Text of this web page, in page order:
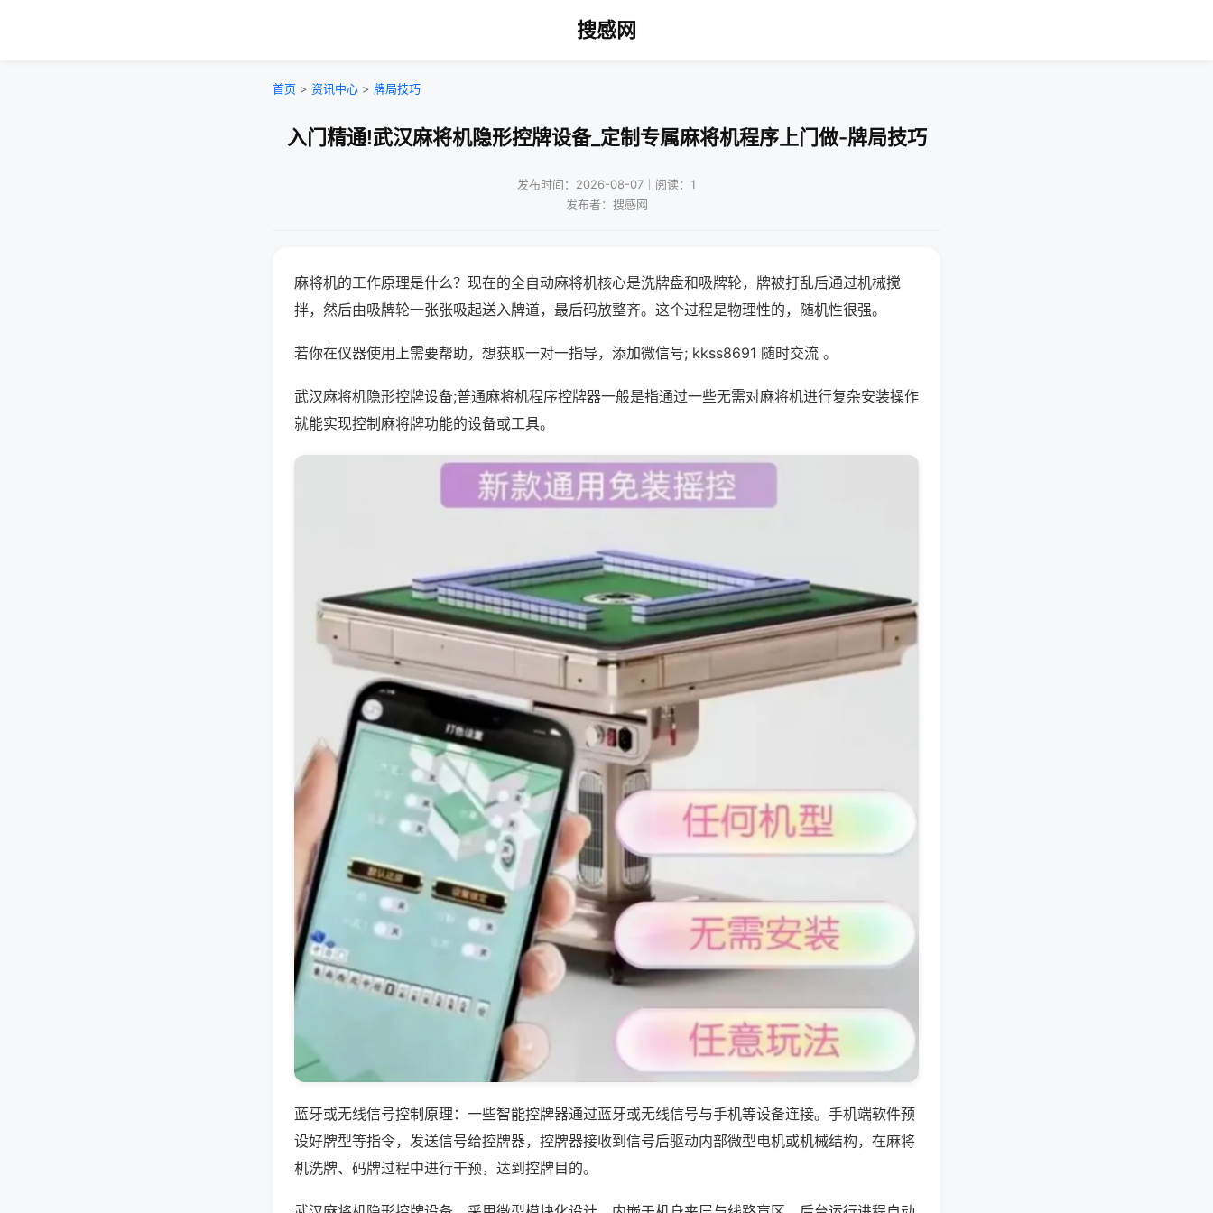
搜感网
首页 > 资讯中心 > 牌局技巧
入门精通!武汉麻将机隐形控牌设备_定制专属麻将机程序上门做-牌局技巧
发布时间：2026-08-07｜阅读：1
发布者：搜感网
麻将机的工作原理是什么？现在的全自动麻将机核心是洗牌盘和吸牌轮，牌被打乱后通过机械搅
拌，然后由吸牌轮一张张吸起送入牌道，最后码放整齐。这个过程是物理性的，随机性很强。
若你在仪器使用上需要帮助，想获取一对一指导，添加微信号; kkss8691 随时交流 。
武汉麻将机隐形控牌设备;普通麻将机程序控牌器一般是指通过一些无需对麻将机进行复杂安装操作
就能实现控制麻将牌功能的设备或工具。
蓝牙或无线信号控制原理：一些智能控牌器通过蓝牙或无线信号与手机等设备连接。手机端软件预
设好牌型等指令，发送信号给控牌器，控牌器接收到信号后驱动内部微型电机或机械结构，在麻将
机洗牌、码牌过程中进行干预，达到控牌目的。